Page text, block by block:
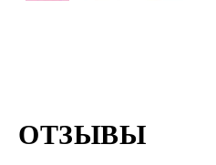
ОТЗЫВЫ